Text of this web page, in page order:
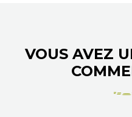
VOUS AVEZ